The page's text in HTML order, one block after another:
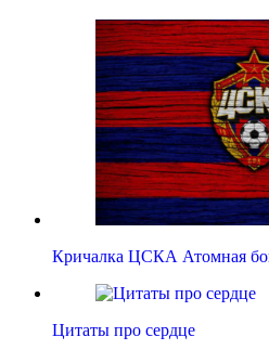
Кричалка ЦСКА Атомная
Цитаты про сердце